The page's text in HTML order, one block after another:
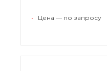
емкостью 600 Гб.
• Цена — по запросу